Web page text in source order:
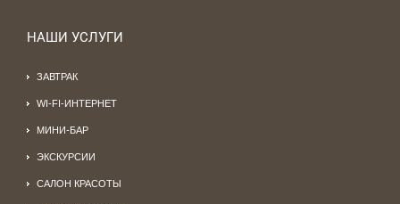
НАШИ УСЛУГИ
ЗАВТРАК
WI-FI-ИНТЕРНЕТ
МИНИ-БАР
ЭКСКУРСИИ
САЛОН КРАСОТЫ